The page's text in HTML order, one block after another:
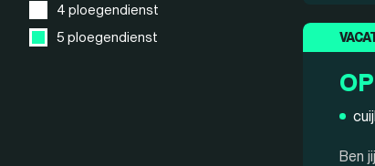
4 ploegendienst
5 ploegendienst
Ben